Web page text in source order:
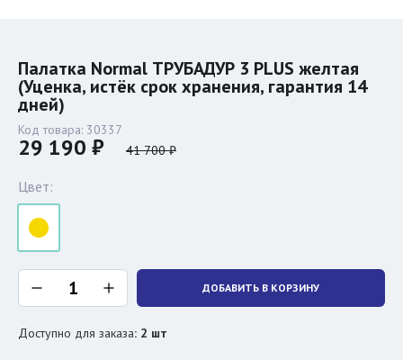
Палатка Normal ТРУБАДУР 3 PLUS желтая
(Уценка, истёк срок хранения, гарантия 14
дней)
Код товара: 30337
29 190 ₽ 41 700 ₽
Цвет:
ДОБАВИТЬ В КОРЗИНУ
Доступно для заказа: 2 шт